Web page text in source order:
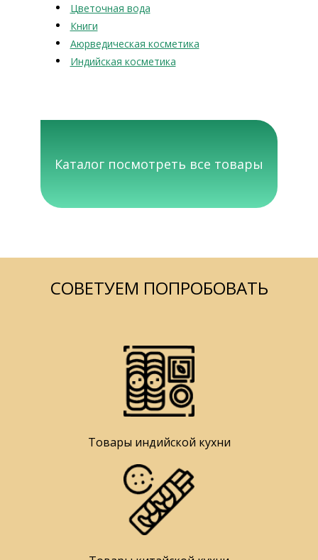
Цветочная вода
Книги
Аюрведическая косметика
Индийская косметика
Каталог посмотреть все товары
СОВЕТУЕМ ПОПРОБОВАТЬ
Товары индийской кухни